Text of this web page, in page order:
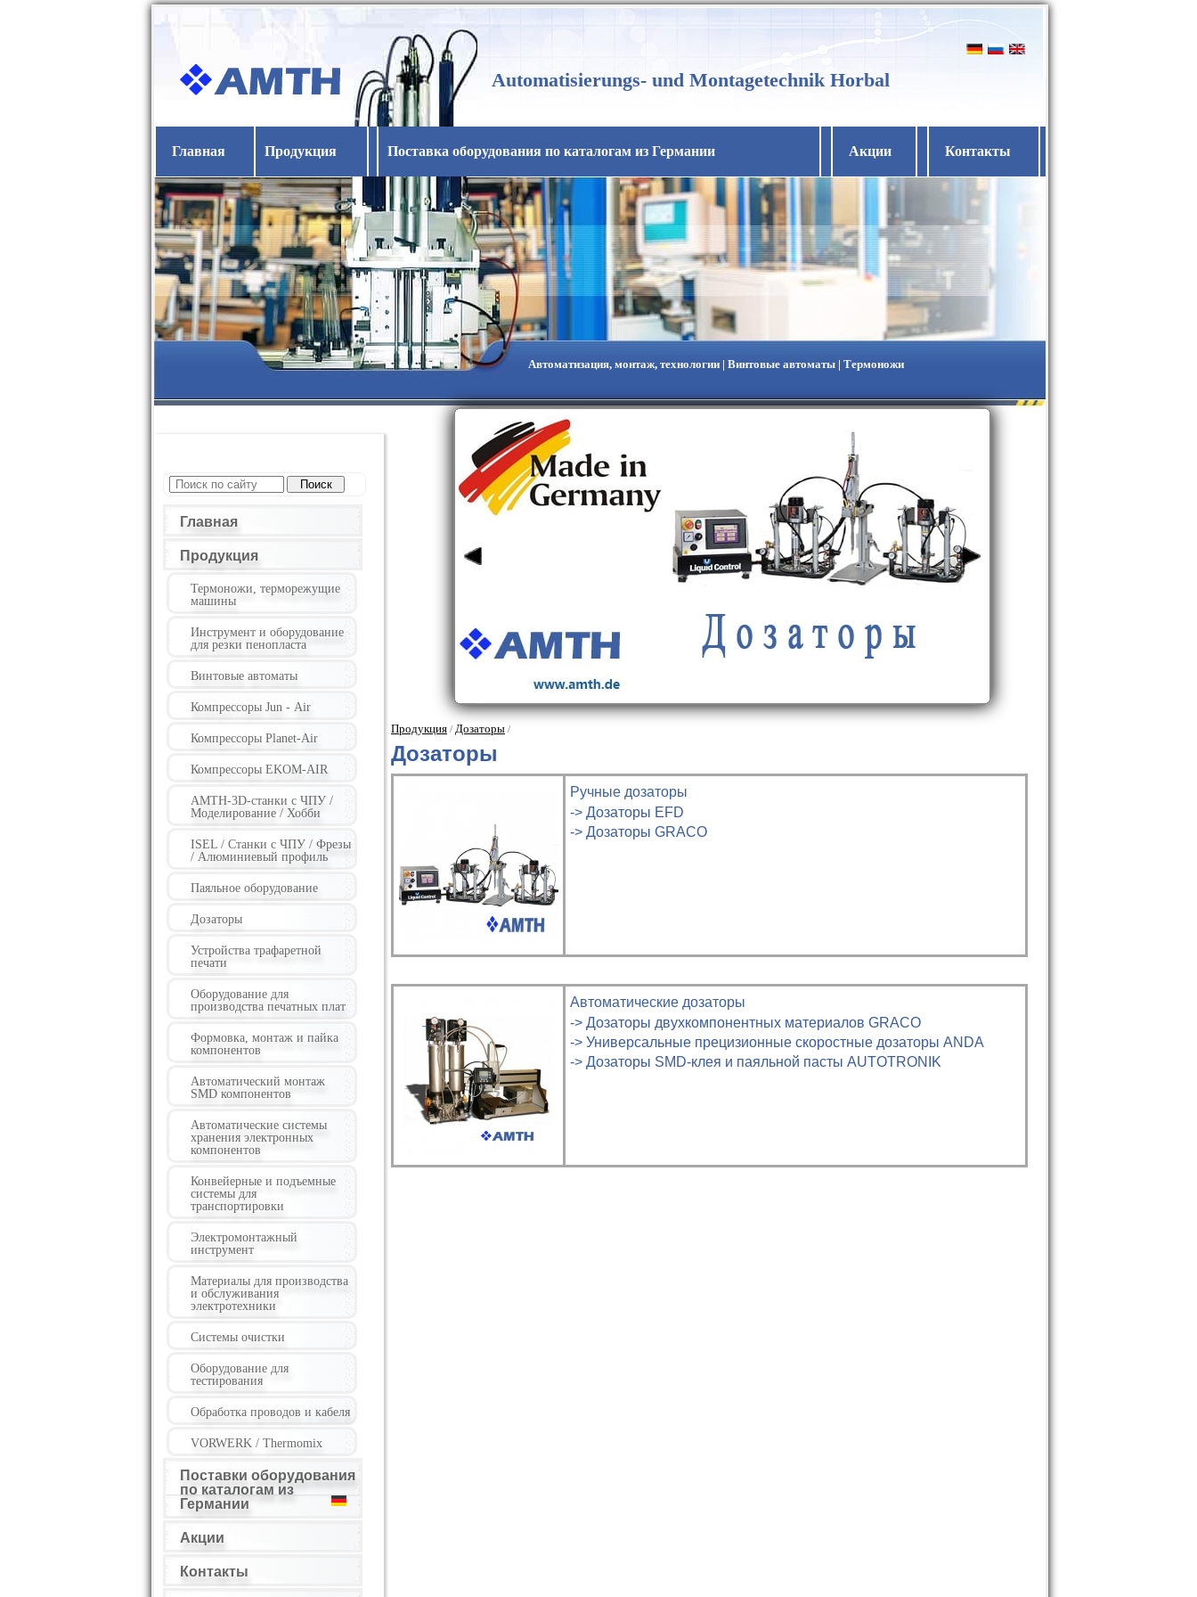
Automatisierungs- und Montagetechnik Horbal
Главная Продукция Поставка оборудования по каталогам из Германии Акции Контакты
Автоматизация, монтаж, технологии | Винтовые автоматы | Термоножи
Главная
Продукция
Термоножи, терморежущие
машины
Инструмент и оборудование
для резки пенопласта
Винтовые автоматы
Компрессоры Jun - Air
Компрессоры Planet-Air
Компрессоры EKOM-AIR
AMTH-3D-станки с ЧПУ /
Моделирование / Хобби
ISEL / Станки с ЧПУ / Фрезы
/ Алюминиевый профиль
Паяльное оборудование
Дозаторы
Устройства трафаретной
печати
Оборудование для
производства печатных плат
Формовка, монтаж и пайка
компонентов
Автоматический монтаж
SMD компонентов
Автоматические системы
хранения электронных
компонентов
Конвейерные и подъемные
системы для
транспортировки
Электромонтажный
инструмент
Материалы для производства
и обслуживания
электротехники
Системы очистки
Оборудование для
тестирования
Обработка проводов и кабеля
VORWERK / Thermomix
Поставки оборудования
по каталогам из
Германии
Акции
Контакты
Продукция / Дозаторы /
Дозаторы
Ручные дозаторы
-> Дозаторы EFD
-> Дозаторы GRACO
Автоматические дозаторы
-> Дозаторы двухкомпонентных материалов GRACO
-> Универсальные прецизионные скоростные дозаторы ANDA
-> Дозаторы SMD-клея и паяльной пасты AUTOTRONIK